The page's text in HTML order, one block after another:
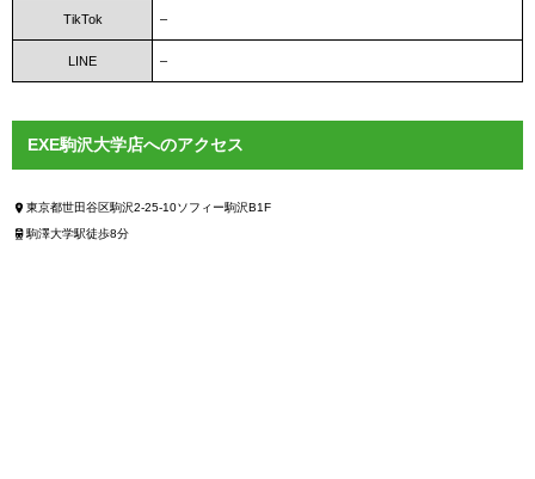
TikTok –
LINE –
EXE駒沢大学店へのアクセス
東京都世田谷区駒沢2-25-10ソフィー駒沢B1F
駒澤大学駅徒歩8分